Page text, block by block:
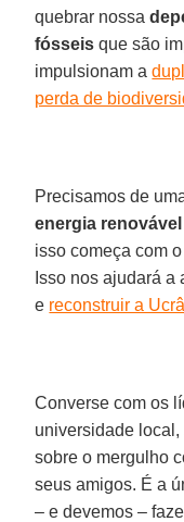
quebrar nossa
fósseis que são
impulsionam a
perda de
Precisamos de
energia
isso começa com
Isso nos ajudará a
e reconstruir a
Converse com os
universidade local,
sobre o mergulho
seus amigos. É a
– e devemos –